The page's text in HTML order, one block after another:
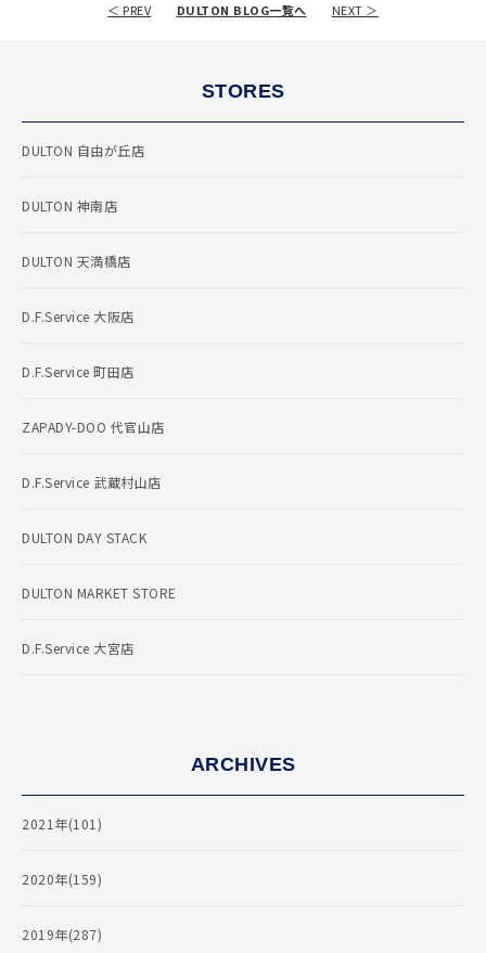
＜ PREV DULTON BLOG一覧へ NEXT ＞
STORES
DULTON 自由が丘店
DULTON 神南店
DULTON 天満橋店
D.F.Service 大阪店
D.F.Service 町田店
ZAPADY-DOO 代官山店
D.F.Service 武蔵村山店
DULTON DAY STACK
DULTON MARKET STORE
D.F.Service 大宮店
ARCHIVES
2021年(101)
2020年(159)
2019年(287)